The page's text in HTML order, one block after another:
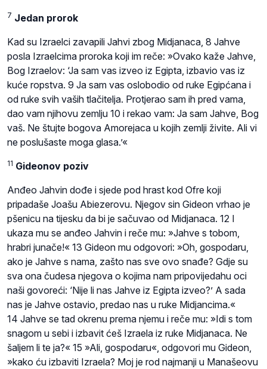
7 Jedan prorok
Kad su Izraelci zavapili Jahvi zbog Midjanaca, 8 Jahve
posla Izraelcima proroka koji im reče: »Ovako kaže Jahve,
Bog Izraelov: ‘Ja sam vas izveo iz Egipta, izbavio vas iz
kuće ropstva. 9 Ja sam vas oslobodio od ruke Egipćana i
od ruke svih vaših tlačitelja. Protjerao sam ih pred vama,
dao vam njihovu zemlju 10 i rekao vam: Ja sam Jahve, Bog
vaš. Ne štujte bogova Amorejaca u kojih zemlji živite. Ali vi
ne poslušaste moga glasa.’«
11 Gideonov poziv
Anđeo Jahvin dođe i sjede pod hrast kod Ofre koji
pripadaše Joašu Abiezerovu. Njegov sin Gideon vrhao je
pšenicu na tijesku da bi je sačuvao od Midjanaca. 12 I
ukaza mu se anđeo Jahvin i reče mu: »Jahve s tobom,
hrabri junače!« 13 Gideon mu odgovori: »Oh, gospodaru,
ako je Jahve s nama, zašto nas sve ovo snađe? Gdje su
sva ona čudesa njegova o kojima nam pripovijedahu oci
naši govoreći: ‘Nije li nas Jahve iz Egipta izveo?’ A sada
nas je Jahve ostavio, predao nas u ruke Midjancima.«
14 Jahve se tad okrenu prema njemu i reče mu: »Idi s tom
snagom u sebi i izbavit ćeš Izraela iz ruke Midjanaca. Ne
šaljem li te ja?« 15 »Ali, gospodaru«, odgovori mu Gideon,
»kako ću izbaviti Izraela? Moj je rod najmanji u Manašeovu